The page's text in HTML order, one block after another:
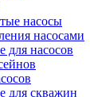
насосы
насосами
насосов
для скважин